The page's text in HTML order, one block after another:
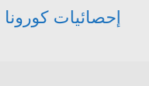
إحصائيات كورونا